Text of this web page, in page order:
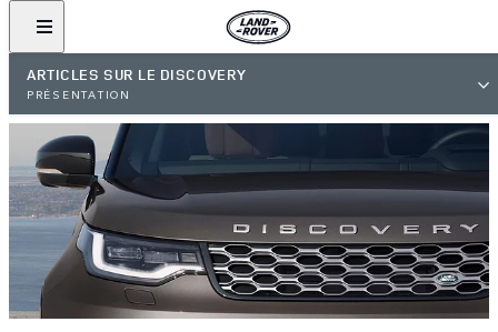
ARTICLES SUR LE DISCOVERY
PRÉSENTATION